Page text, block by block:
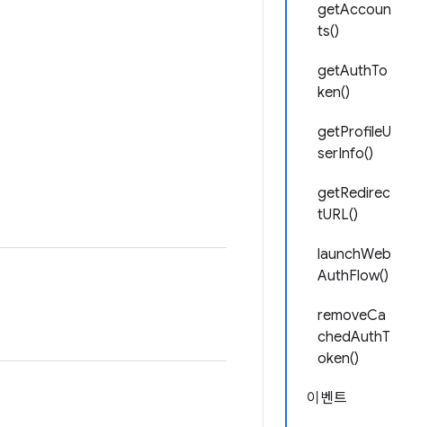
getAccoun
ts()
getAuthTo
ken()
getProfileU
serInfo()
getRedirec
tURL()
launchWeb
AuthFlow()
removeCa
chedAuthT
oken()
이벤트